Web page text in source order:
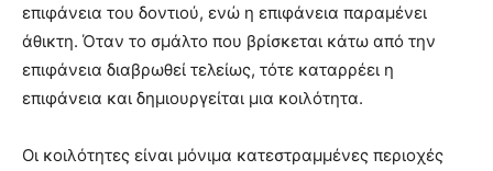
επιφάνεια του δοντιού, ενώ η επιφάνεια παραμένει
άθικτη. Όταν το σμάλτο που βρίσκεται κάτω από την
επιφάνεια διαβρωθεί τελείως, τότε καταρρέει η
επιφάνεια και δημιουργείται μια κοιλότητα.
Οι κοιλότητες είναι μόνιμα κατεστραμμένες περιοχές